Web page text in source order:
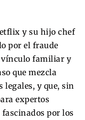
y su hijo chef
por el fraude
familiar y
que mezcla
legales, y que, sin
expertos
fascinados por los